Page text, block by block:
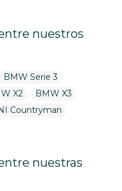
nuestros
BMW Serie 3
X2
BMW X3
Countryman
nuestras